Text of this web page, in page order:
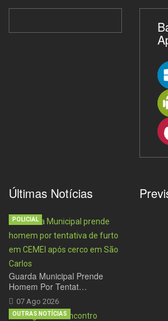
Últimas Notícias
Guarda Municipal Prende
Homem Por Tentat…
07 Ago 2026
POLICIAL
OUTRAS NOTÍCIAS